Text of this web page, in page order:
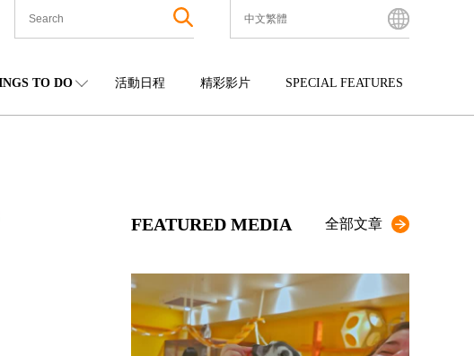
中文繁體
Tiếng Việt
TO DO 活動日程 精彩影片 SPECIAL FEATURES
FEATURED MEDIA 全部文章